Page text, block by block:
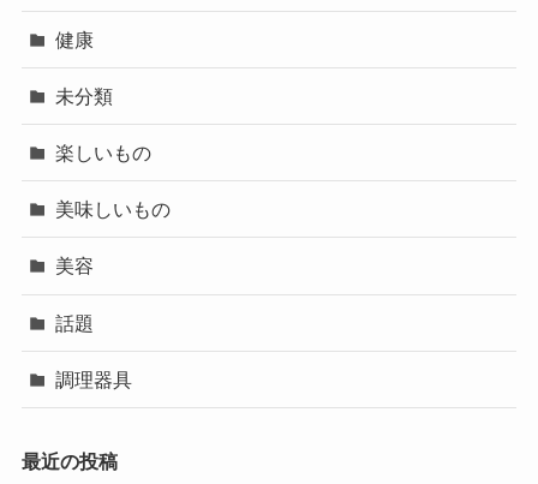
健康
未分類
楽しいもの
美味しいもの
美容
話題
調理器具
最近の投稿